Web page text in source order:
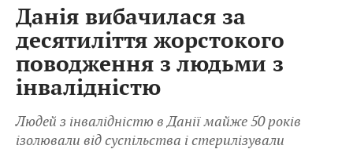
Тернопіль
Волинь
Закарпаття
Чернівці
Шептицький
Хмельницький
Кіно Дім
Фото ОсвітаНерухомість
Домашні
тварини
Данія вибачилася за
десятиліття жорстокого
поводження з людьми з
інвалідністю
Людей з інвалідністю в Данії майже 50 років
ізолювали від суспільства і стерилізували